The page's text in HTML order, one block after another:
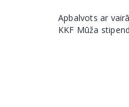
Apbalvots ar
KKF Mūža